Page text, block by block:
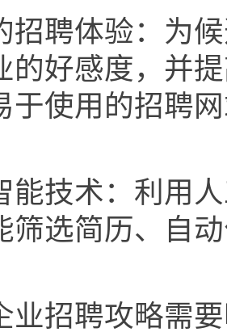
招聘体验：为
的好感度，并
于使用的招聘
能技术：利用
筛选简历、自
业招聘攻略需